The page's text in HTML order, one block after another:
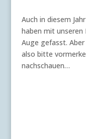
Auch in diesem
haben mit unseren
Auge gefasst.
also bitte
nachschauen…